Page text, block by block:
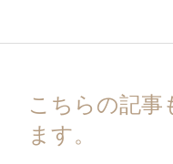
こちらの記事
ます。